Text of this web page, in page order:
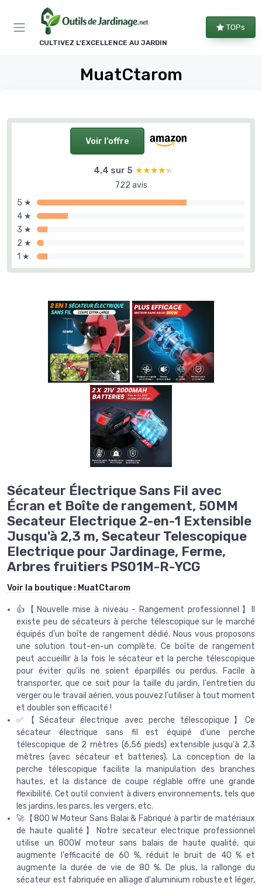
CULTIVEZ L'EXCELLENCE AU JARDIN
TOPs
MuatCtarom
Voir l'offre
4,4 sur 5 ★★★★★
★★★★★
722 avis
5 ★
4 ★
3 ★
2 ★
1 ★
Sécateur Électrique Sans Fil avec
Écran et Boîte de rangement, 50MM
Secateur Electrique 2-en-1 Extensible
Jusqu'à 2,3 m, Secateur Telescopique
Electrique pour Jardinage, Ferme,
Arbres fruitiers PS01M-R-YCG
Voir la boutique : MuatCtarom
👍【Nouvelle mise à niveau - Rangement professionnel】Il
existe peu de sécateurs à perche télescopique sur le marché
équipés d'un boîte de rangement dédié. Nous vous proposons
une solution tout-en-un complète. Ce boîte de rangement
peut accueillir à la fois le sécateur et la perche télescopique
pour éviter qu'ils ne soient éparpillés ou perdus. Facile à
transporter, que ce soit pour la taille du jardin, l'entretien du
verger ou le travail aérien, vous pouvez l'utiliser à tout moment
et doubler son efficacité !
✅【Sécateur électrique avec perche télescopique】Ce
sécateur électrique sans fil est équipé d'une perche
télescopique de 2 mètres (6,56 pieds) extensible jusqu'à 2,3
mètres (avec sécateur et batteries). La conception de la
perche télescopique facilite la manipulation des branches
hautes, et la distance de coupe réglable offre une grande
flexibilité. Cet outil convient à divers environnements, tels que
les jardins, les parcs, les vergers, etc.
🚀【800 W Moteur Sans Balai & Fabriqué à partir de matériaux
de haute qualité】Notre secateur electrique professionnel
utilise un 800W moteur sans balais de haute qualité, qui
augmente l'efficacité de 60 %, réduit le bruit de 40 % et
augmente la durée de vie de 80 %. De plus, la rallonge du
sécateur est fabriquée en alliage d'aluminium robuste et léger,
Panneau de gestion des cookies